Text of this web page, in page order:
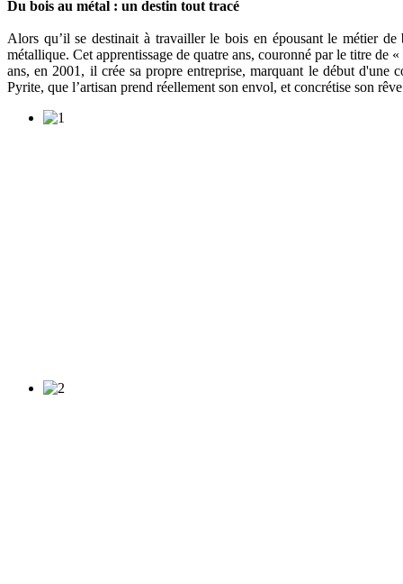
Du bois au métal : un destin tout tracé
Alors qu’il se destinait à travailler le bois en épousant le métier
métallique. Cet apprentissage de quatre ans, couronné par le titre
ans, en 2001, il crée sa propre entreprise, marquant le début d'une
Pyrite, que l’artisan prend réellement son envol, et concrétise son